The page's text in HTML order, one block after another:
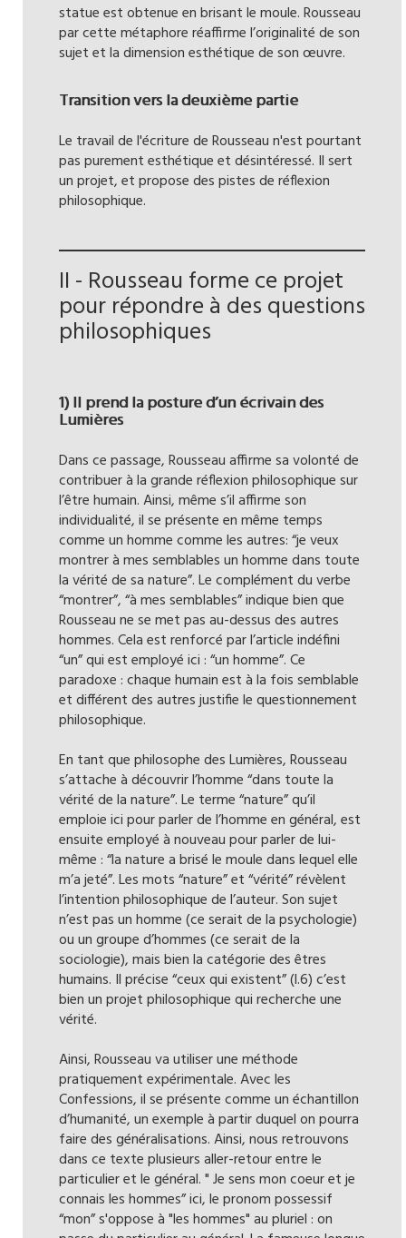
statue est obtenue en brisant le moule. Rousseau
par cette métaphore réaffirme l’originalité de son
sujet et la dimension esthétique de son œuvre.
Transition vers la deuxième partie
Le travail de l'écriture de Rousseau n'est pourtant
pas purement esthétique et désintéressé. Il sert
un projet, et propose des pistes de réflexion
philosophique.
II - Rousseau forme ce projet
pour répondre à des questions
philosophiques
1) Il prend la posture d’un écrivain des
Lumières
Dans ce passage, Rousseau affirme sa volonté de
contribuer à la grande réflexion philosophique sur
l’être humain. Ainsi, même s’il affirme son
individualité, il se présente en même temps
comme un homme comme les autres: “je veux
montrer à mes semblables un homme dans toute
la vérité de sa nature”. Le complément du verbe
“montrer”, “à mes semblables” indique bien que
Rousseau ne se met pas au-dessus des autres
hommes. Cela est renforcé par l’article indéfini
“un” qui est employé ici : “un homme”. Ce
paradoxe : chaque humain est à la fois semblable
et différent des autres justifie le questionnement
philosophique.
En tant que philosophe des Lumières, Rousseau
s’attache à découvrir l’homme “dans toute la
vérité de la nature”. Le terme “nature” qu’il
emploie ici pour parler de l’homme en général, est
ensuite employé à nouveau pour parler de lui-
même : “la nature a brisé le moule dans lequel elle
m’a jeté”. Les mots “nature” et “vérité” révèlent
l’intention philosophique de l’auteur. Son sujet
n’est pas un homme (ce serait de la psychologie)
ou un groupe d’hommes (ce serait de la
sociologie), mais bien la catégorie des êtres
humains. Il précise “ceux qui existent” (l.6) c’est
bien un projet philosophique qui recherche une
vérité.
Ainsi, Rousseau va utiliser une méthode
pratiquement expérimentale. Avec les
Confessions, il se présente comme un échantillon
d’humanité, un exemple à partir duquel on pourra
faire des généralisations. Ainsi, nous retrouvons
dans ce texte plusieurs aller-retour entre le
particulier et le général. " Je sens mon coeur et je
connais les hommes” ici, le pronom possessif
“mon” s'oppose à "les hommes" au pluriel : on